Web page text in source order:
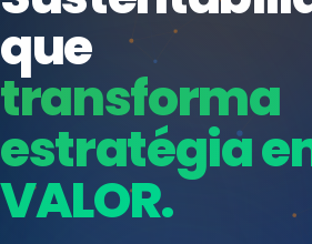
protege seu
negócio.
Consultoria, auditoria e
ISO 27701, ISO 42001, ISO
Índices de Mercado
Mudanças Climáticas
Reputação e Cadeia
Reporte Regulatório